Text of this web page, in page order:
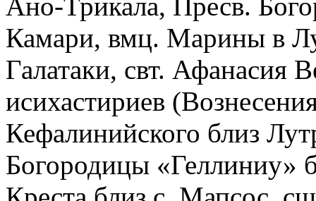
Камари, вмц. Марины в
Галатаки, свт. Афанасия
исихастириев
Кефалинийского близ
Богородицы «Геллиниу»